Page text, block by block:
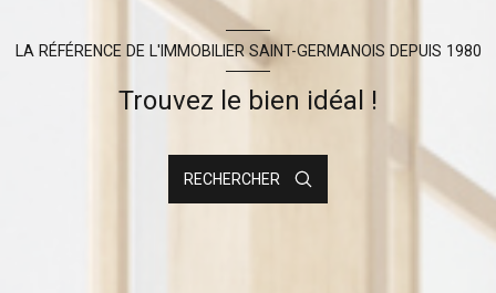
LA RÉFÉRENCE DE L'IMMOBILIER SAINT-GERMANOIS DEPUIS 1980
Trouvez le bien idéal !
RECHERCHER